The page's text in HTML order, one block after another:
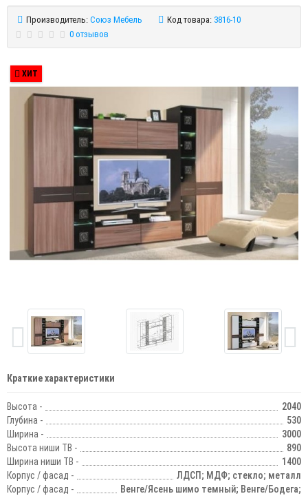
Производитель: Союз Мебель Код товара: 3816-10
0 отзывов
ХИТ
Краткие характеристики
Высота -
2040
Глубина -
530
Ширина -
3000
Высота ниши ТВ -
890
Ширина ниши ТВ -
1400
Корпус / фасад -
ЛДСП; МДФ; стекло; металл
Корпус / фасад -
Венге/Ясень шимо темный; Венге/Бодега;